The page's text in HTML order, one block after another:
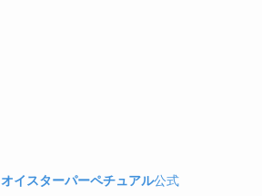
オイスターパーペチュアル公式